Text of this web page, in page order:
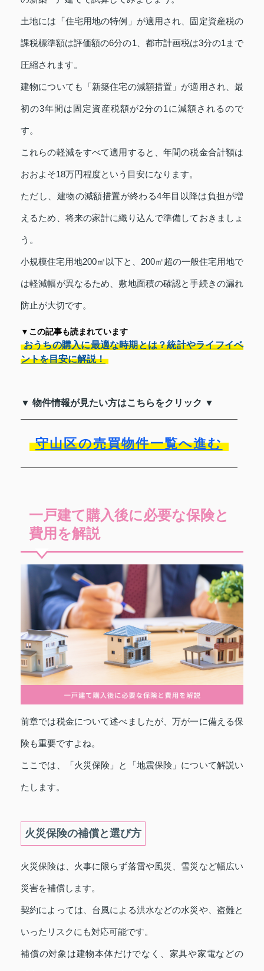
土地には「住宅用地の特例」が適用され、固定資産税の
課税標準額は評価額の6分の1、都市計画税は3分の1まで
圧縮されます。
建物についても「新築住宅の減額措置」が適用され、最
初の3年間は固定資産税額が2分の1に減額されるので
す。
これらの軽減をすべて適用すると、年間の税金合計額は
おおよそ18万円程度という目安になります。
ただし、建物の減額措置が終わる4年目以降は負担が増
えるため、将来の家計に織り込んで準備しておきましょ
う。
小規模住宅用地200㎡以下と、200㎡超の一般住宅用地で
は軽減幅が異なるため、敷地面積の確認と手続きの漏れ
防止が大切です。
▼この記事も読まれています
おうちの購入に最適な時期とは？統計やライフイベ
ントを目安に解説！
▼ 物件情報が見たい方はこちらをクリック ▼
守山区の売買物件一覧へ進む
一戸建て購入後に必要な保険と
費用を解説
前章では税金について述べましたが、万が一に備える保
険も重要ですよね。
ここでは、「火災保険」と「地震保険」について解説い
たします。
火災保険の補償と選び方
火災保険は、火事に限らず落雷や風災、雪災など幅広い
災害を補償します。
契約によっては、台風による洪水などの水災や、盗難と
いったリスクにも対応可能です。
補償の対象は建物本体だけでなく、家具や家電などの